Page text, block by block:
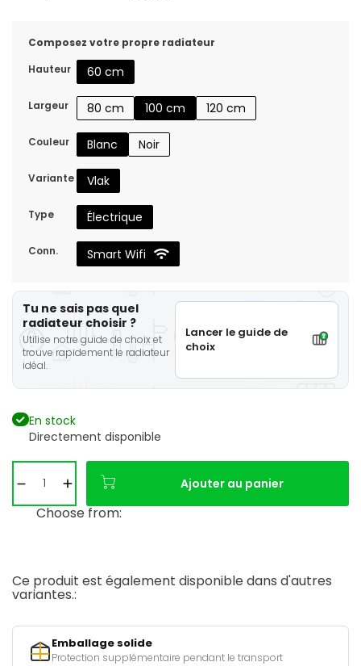
Composez votre propre radiateur
Hauteur
60 cm
Largeur 80 cm 100 cm 120 cm
Couleur Blanc Noir
Variante Vlak
Type Électrique
Conn. Smart Wifi
Tu ne sais pas quel
radiateur choisir ?
Utilise notre guide de choix et
trouve rapidement le radiateur
idéal.
Lancer le guide de
choix
En stock
Directement disponible
Ajouter au panier
Choose from:
Ce produit est également disponible dans d'autres
variantes.:
Emballage solide
Protection supplémentaire pendant le transport